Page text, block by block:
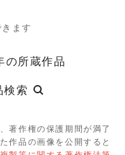
ます
の所蔵作品
検索
著作権の保護期間が満了
作品の画像を公開すると